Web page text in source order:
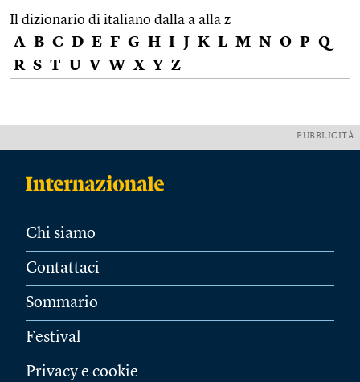
Il dizionario di italiano dalla a alla z
A B C D E F G H I J K L M N O P Q
R S T U V W X Y Z
PUBBLICITÀ
Chi siamo
Contattaci
Sommario
Festival
Privacy e cookie